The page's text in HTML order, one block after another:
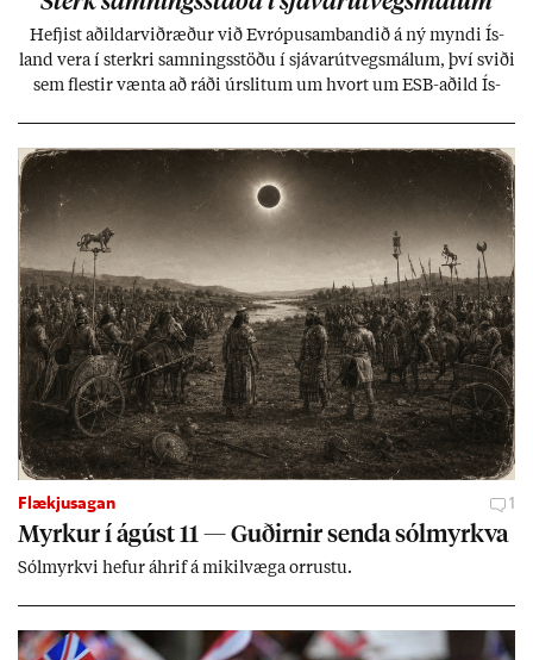
Hefj­ist að­ild­ar­við­ræð­ur við Evr­ópu­sam­band­ið á ný myndi Ís­
land vera í sterkri samn­ings­stöðu í sjáv­ar­út­vegs­mál­um, því sviði
sem flest­ir vænta að ráði úr­slit­um um hvort um ESB-að­ild Ís­
kerfi, en sveigj­an­leiki til lausna er um­tals­verð­ur.
Flækjusagan 1
Myrk­ur í ág­úst 11 — Guð­irn­ir senda sól­myrkva
Sól­myrkvi hef­ur áhrif á mik­il­væga orr­ustu.